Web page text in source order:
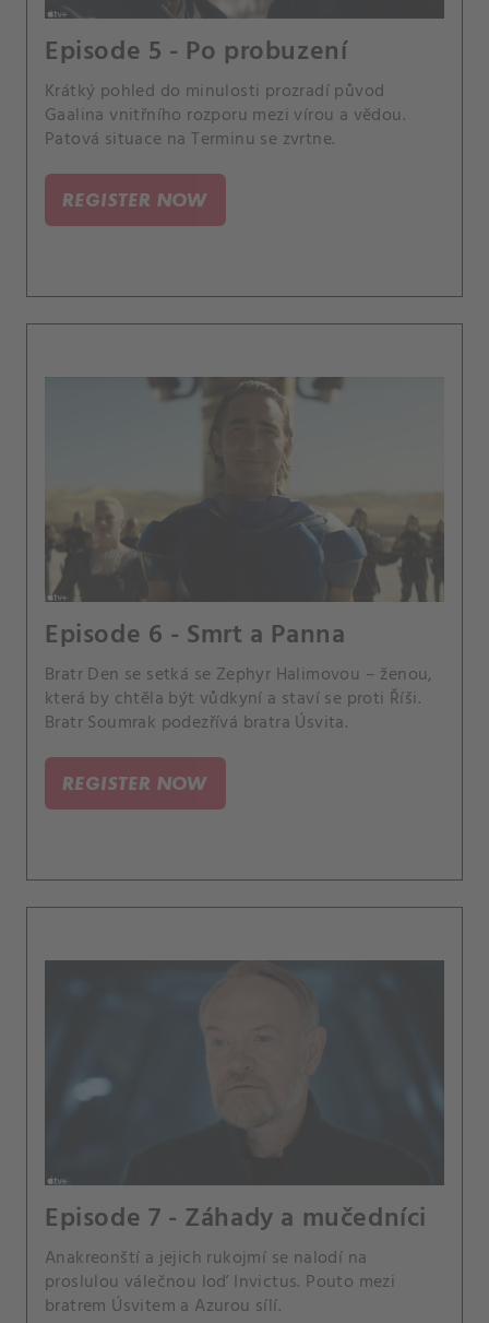
Episode 5 - Po probuzení
Krátký pohled do minulosti prozradí původ
Gaalina vnitřního rozporu mezi vírou a vědou.
Patová situace na Terminu se zvrtne.
REGISTER NOW
Episode 6 - Smrt a Panna
Bratr Den se setká se Zephyr Halimovou – ženou,
která by chtěla být vůdkyní a staví se proti Říši.
Bratr Soumrak podezřívá bratra Úsvita.
REGISTER NOW
Episode 7 - Záhady a mučedníci
Anakreonští a jejich rukojmí se nalodí na
proslulou válečnou loď Invictus. Pouto mezi
bratrem Úsvitem a Azurou sílí.